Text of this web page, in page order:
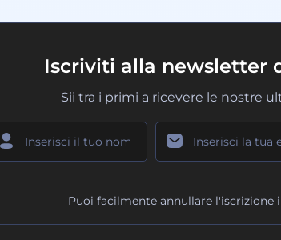
Iscriviti alla newsletter
Sii tra i primi a ricevere le nostre
Puoi facilmente annullare l'iscrizione